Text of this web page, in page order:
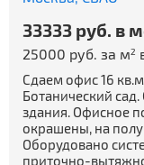
33333 руб. в
25000 руб. за м2
Сдаем офис 16
Ботанический
здания. Офисное
окрашены, на
Оборудовано
приточно-